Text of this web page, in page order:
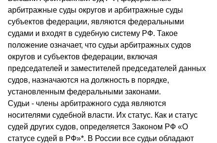
арбитражные суды округов и арбитражные суды
субъектов федерации, являются федеральными
судами и входят в судебную систему РФ. Такое
положение означает, что судьи арбитражных судов
округов и субъектов федерации, включая
председателей и заместителей председателей данных
судов, назначаются на должность в порядке,
установленным федеральными законами.
Судьи - члены арбитражного суда являются
носителями судебной власти. Их статус. Как и статус
судей других судов, определяется Законом РФ «О
статусе судей в РФ»*. В России все судьи обладают